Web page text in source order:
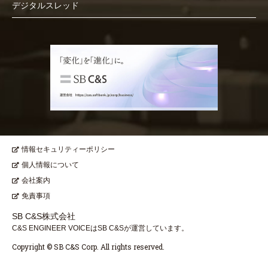
デジタルスレッド
情報セキュリティーポリシー
個人情報について
会社案内
免責事項
SB C&S株式会社
C&S ENGINEER VOICEはSB C&Sが運営しています。
Copyright © SB C&S Corp. All rights reserved.